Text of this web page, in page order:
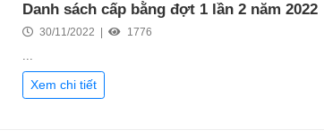
Danh sách cấp bằng đợt 1 lần 2 năm 2022
30/11/2022 | 1776
...
Xem chi tiết